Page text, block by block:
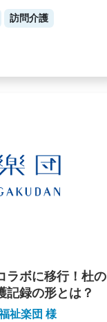
訪問介護
ラボに移行！杜の
記録の形とは？
祉楽団 様